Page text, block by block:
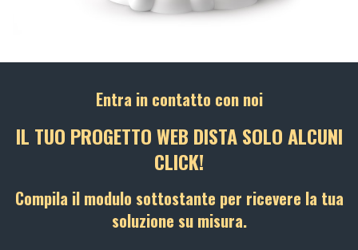
Entra in contatto con noi
IL TUO PROGETTO WEB DISTA SOLO ALCUNI
CLICK!
Compila il modulo sottostante per ricevere la tua
soluzione su misura.